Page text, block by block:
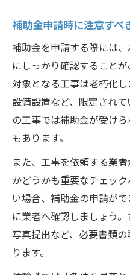
補助金申請時に注意すべ
補助金を申請する際には
にしっかり確認すること
対象となる工事は老朽化
設備設置など、限定され
の工事では補助金が受け
もあります。
また、工事を依頼する業
かどうかも重要なチェッ
い場合、補助金の申請が
に業者へ確認しましょう
写真提出など、必要書類
ります。